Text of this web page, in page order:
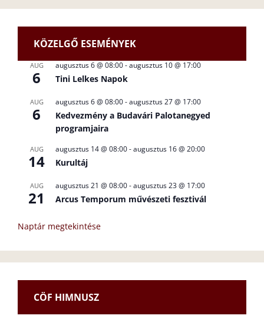
KÖZELGŐ ESEMÉNYEK
AUG
6
augusztus 6 @ 08:00-augusztus 10 @ 17:00
Tini Lelkes Napok
AUG
6
augusztus 6 @ 08:00-augusztus 27 @ 17:00
Kedvezmény a Budavári Palotanegyed
programjaira
AUG
14
augusztus 14 @ 08:00-augusztus 16 @ 20:00
Kurultáj
AUG
21
augusztus 21 @ 08:00-augusztus 23 @ 17:00
Arcus Temporum művészeti fesztivál
Naptár megtekintése
CÖF HIMNUSZ